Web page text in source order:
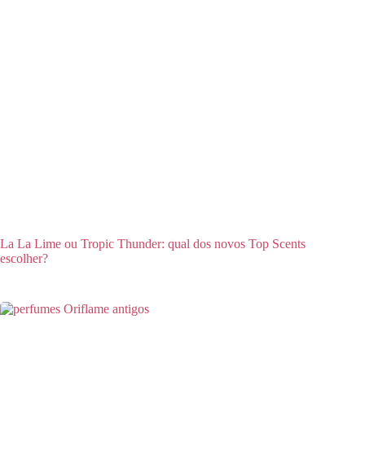
La La Lime ou Tropic Thunder: qual dos novos Top Scents
escolher?